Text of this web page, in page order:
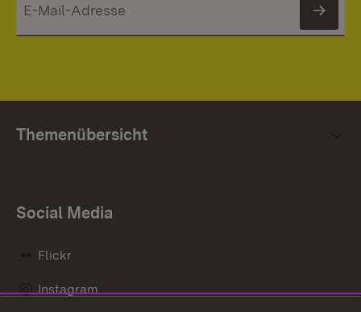
Themenübersicht
Social Media
Flickr
Instagram